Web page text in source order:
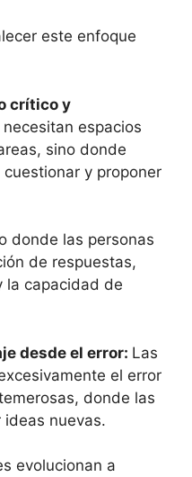
este enfoque
crítico y
espacios
sino donde
y proponer
donde las personas
de respuestas,
la capacidad de
desde el error: Las
el error
donde las
ideas nuevas.
evolucionan a